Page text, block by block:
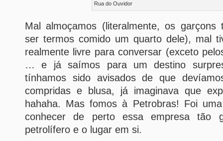
Rua do Ouvidor
Mal almoçamos (literalmente, os garçons
ser termos comido um quarto dele), mal
realmente livre para conversar (exceto
… e já saímos para um destino
tínhamos sido avisados de que
compridas e blusa, já imaginava que
hahaha. Mas fomos à Petrobras! Foi
conhecer de perto essa empresa tão
petrolífero e o lugar em si.